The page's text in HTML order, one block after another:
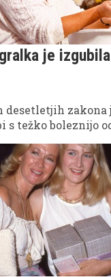
je
desetletjih zakona
s težko boleznijo